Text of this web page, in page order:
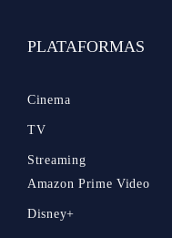
PLATAFORMAS
Cinema
TV
Streaming
Amazon Prime Video
Disney+